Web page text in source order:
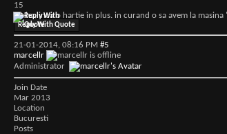
15
ha-ha, inca o hartie in plus. in curand o sa avem la
Reply With Quote
21-01-2014, 08:16 PM #5
marcellr
Administrator
Join Date
Mar 2013
Location
Bucuresti
Posts